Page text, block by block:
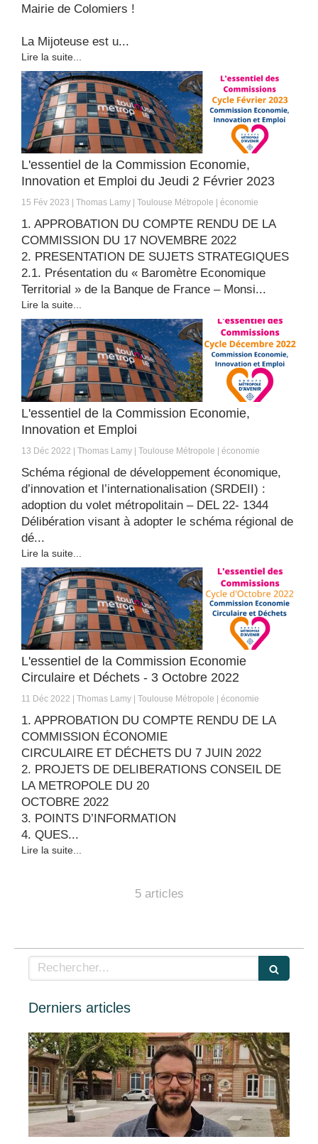
Mairie de Colomiers !
La Mijoteuse est u...
Lire la suite...
L'essentiel de la Commission Economie,
Innovation et Emploi du Jeudi 2 Février 2023
15 Fév 2023 Thomas Lamy Toulouse Métropole économie
1. APPROBATION DU COMPTE RENDU DE LA
COMMISSION DU 17 NOVEMBRE 2022
2. PRESENTATION DE SUJETS STRATEGIQUES
2.1. Présentation du « Baromètre Economique
Territorial » de la Banque de France – Monsi...
Lire la suite...
L'essentiel de la Commission Economie,
Innovation et Emploi
13 Déc 2022 Thomas Lamy Toulouse Métropole économie
Schéma régional de développement économique,
d’innovation et l’internationalisation (SRDEII) :
adoption du volet métropolitain – DEL 22- 1344
Délibération visant à adopter le schéma régional de
dé...
Lire la suite...
L'essentiel de la Commission Economie
Circulaire et Déchets - 3 Octobre 2022
11 Déc 2022 Thomas Lamy Toulouse Métropole économie
1. APPROBATION DU COMPTE RENDU DE LA
COMMISSION ÉCONOMIE
CIRCULAIRE ET DÉCHETS DU 7 JUIN 2022
2. PROJETS DE DELIBERATIONS CONSEIL DE
LA METROPOLE DU 20
OCTOBRE 2022
3. POINTS D’INFORMATION
4. QUES...
Lire la suite...
5 articles
Rechercher
Derniers articles